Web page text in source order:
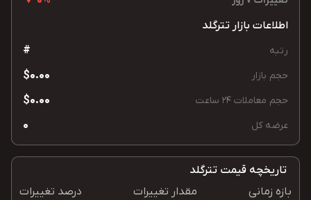
اطلاعات بازار تترگلد
رتبه #
حجم بازار $0.00
حجم معاملات 24 ساعت $0.00
عرضه کل 0
تاریخچه قیمت تترگلد
بازه زمانی
مقدار تغییرات درصد تغییرات